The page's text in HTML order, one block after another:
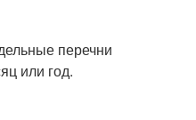
перечни
или год.